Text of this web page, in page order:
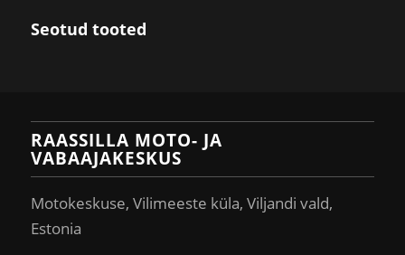
Seotud tooted
RAASSILLA MOTO- JA
VABAAJAKESKUS
Motokeskuse, Vilimeeste küla, Viljandi vald,
Estonia